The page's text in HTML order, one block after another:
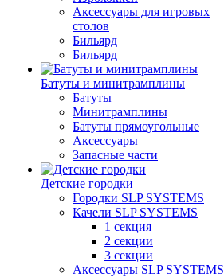
Аксессуары для игровых
столов
Бильяpд
Бильяpд
Батуты и минитрамплины
Батуты
Минитрамплины
Батуты прямоугольные
Аксессуары
Запасные части
Детские городки
Городки SLP SYSTEMS
Качели SLP SYSTEMS
1 секция
2 секции
3 секции
Аксессуары SLP SYSTEMS